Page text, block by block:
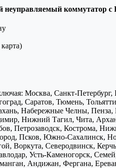
неуправляемый коммутатор с
Москва, Санкт-
Саратов, Тюмень,
Набережные Челны,
Нижний Тагил, Чита,
Петрозаводск, Кострома,
Псков, Южно-Сахалинск,
Воркута, Северодвинск,
Усть-Каменогорск,
Андижан, Фергана,